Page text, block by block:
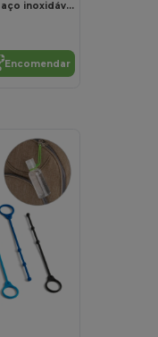
Garrafa de bolso em aço inoxidável 180 mL
Encomendar